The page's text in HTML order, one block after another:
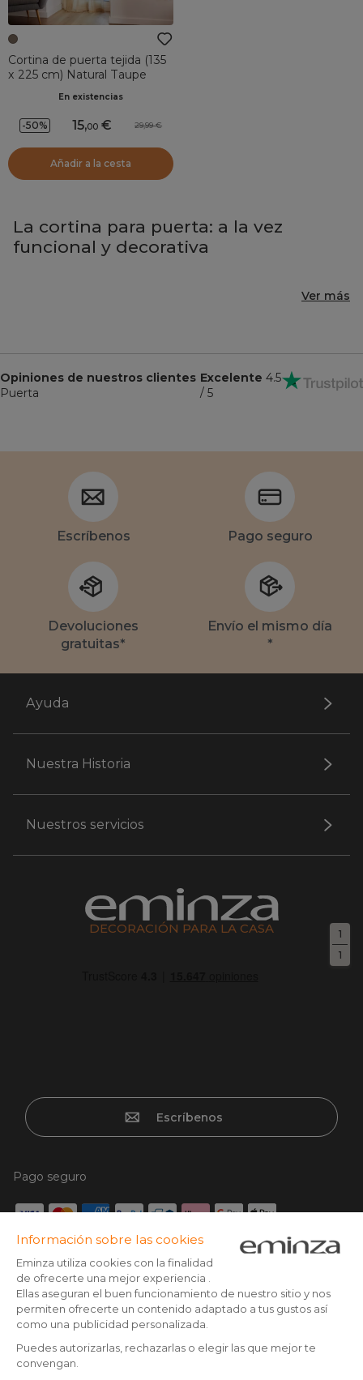
1
1
Cortina de puerta tejida (135
x 225 cm) Natural Taupe
En existencias
-50% 15,00 29,99
Añadir a la cesta
La cortina para puerta: a la vez
funcional y decorativa
Ver más
Opiniones de nuestros clientes
Puerta
Excelente 4.5
/ 5
Escríbenos Pago seguro
Devoluciones
gratuitas*
Envío el mismo día
*
Ayuda
Nuestra Historia
Nuestros servicios
DECORACIÓN PARA LA CASA
Escríbenos
Pago seguro
Tarjeta de crédito, Paypal, Transferencia bancaria, Klarna x3
con tarjeta sin cargos, Google/Apple pay
Síguenos en: